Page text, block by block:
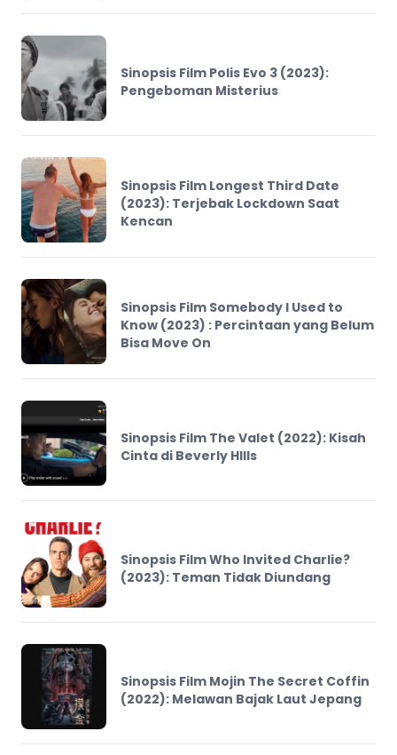
Sinopsis Film Polis Evo 3 (2023):
Pengeboman Misterius
Sinopsis Film Longest Third Date
(2023): Terjebak Lockdown Saat
Kencan
Sinopsis Film Somebody I Used to
Know (2023) : Percintaan yang Belum
Bisa Move On
Sinopsis Film The Valet (2022): Kisah
Cinta di Beverly HIlls
Sinopsis Film Who Invited Charlie?
(2023): Teman Tidak Diundang
Sinopsis Film Mojin The Secret Coffin
(2022): Melawan Bajak Laut Jepang